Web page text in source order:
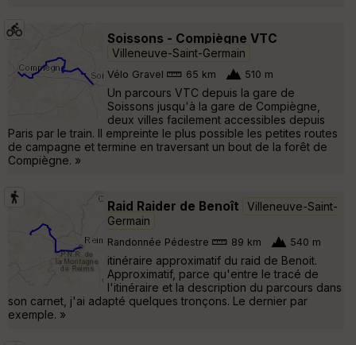
Soissons - Compiègne VTC
Villeneuve-Saint-Germain
Vélo Gravel 65 km 510 m
Un parcours VTC depuis la gare de
Soissons jusqu'à la gare de Compiègne,
deux villes facilement accessibles depuis
Paris par le train. Il empreinte le plus possible les petites routes
de campagne et termine en traversant un bout de la forêt de
Compiègne. »
Raid Raider de Benoît
Villeneuve-Saint-
Germain
Randonnée Pédestre 89 km 540 m
itinéraire approximatif du raid de Benoit.
Approximatif, parce qu'entre le tracé de
l'itinéraire et la description du parcours dans
son carnet, j'ai adapté quelques tronçons. Le dernier par
exemple. »